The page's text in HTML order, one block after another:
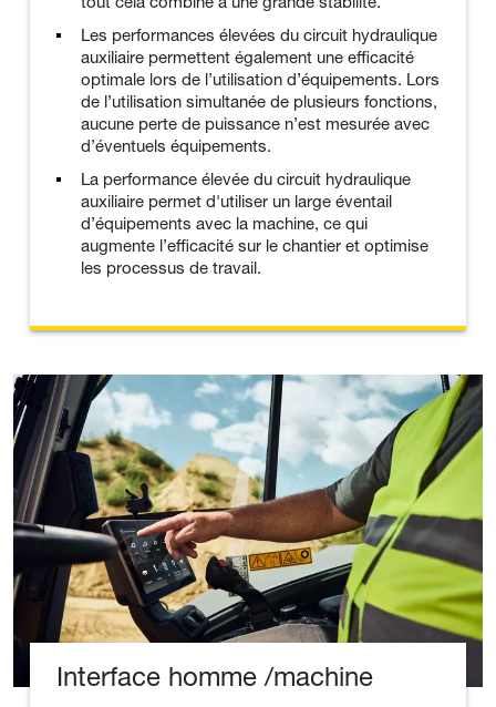
Les performances élevées du circuit hydraulique
auxiliaire permettent également une efficacité
optimale lors de l’utilisation d’équipements. Lors
de l’utilisation simultanée de plusieurs fonctions,
aucune perte de puissance n’est mesurée avec
d’éventuels équipements.
La performance élevée du circuit hydraulique
auxiliaire permet d'utiliser un large éventail
d’équipements avec la machine, ce qui
augmente l’efficacité sur le chantier et optimise
les processus de travail.
Interface homme /machine